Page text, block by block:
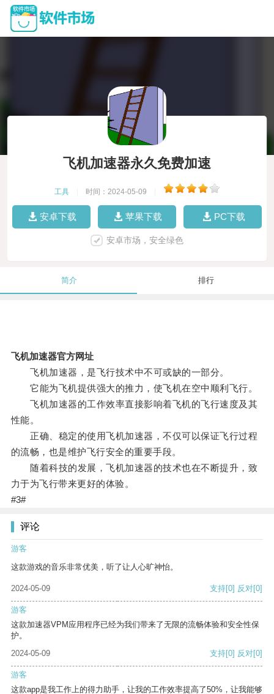
飞机加速器永久免费加速
工具 时间：2024-05-09
安卓下载 苹果下载 PC下载
安卓市场，安全绿色
简介 排行
飞机加速器官方网址
飞机加速器，是飞行技术中不可或缺的一部分。
它能为飞机提供强大的推力，使飞机在空中顺利飞行。
飞机加速器的工作效率直接影响着飞机的飞行速度及其
性能。
正确、稳定的使用飞机加速器，不仅可以保证飞行过程
的流畅，也是维护飞行安全的重要手段。
随着科技的发展，飞机加速器的技术也在不断提升，致
力于为飞行带来更好的体验。
#3#
评论
游客
这款游戏的音乐非常优美，听了让人心旷神怡。
2024-05-09 支持[0] 反对[0]
游客
这款加速器VPM应用程序已经为我们带来了无限的流畅体验和安全性保
护。
2024-05-09
支持[0] 反对[0]
游客
这款app是我工作上的得力助手，让我的工作效率提高了50%，让我能够